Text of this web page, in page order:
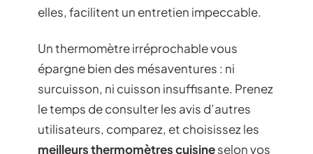
elles, facilitent un entretien impeccable.
Un thermomètre irréprochable vous
épargne bien des mésaventures : ni
surcuisson, ni cuisson insuffisante. Prenez
le temps de consulter les avis d’autres
utilisateurs, comparez, et choisissez les
meilleurs thermomètres cuisineselon vos